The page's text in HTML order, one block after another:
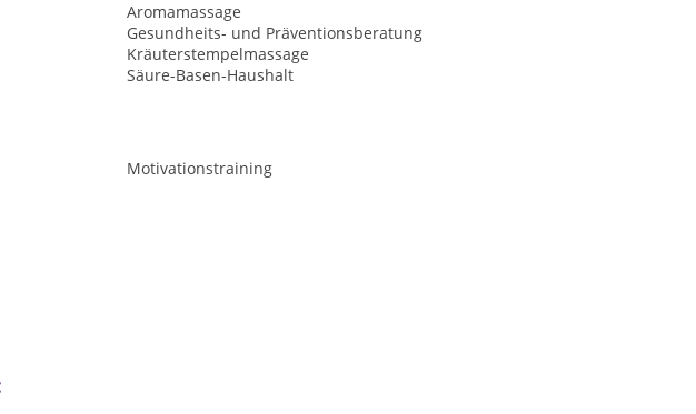
Aromamassage
Gesundheits- und Präventionsberatung
Kräuterstempelmassage
Säure-Basen-Haushalt
Motivationstraining